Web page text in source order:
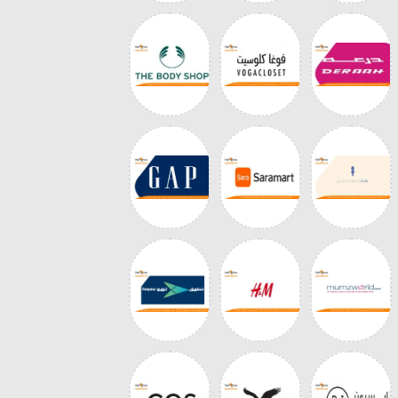
السعودية، حيث يحرص على تقدم
أو البخور، بالإضافة إلى معطرات
إلى إمكانية الحصول على
المميز، الذي يمنحك تخفيضات تصل إلى 15% على القيمة
من أجل كسب رضا وثقة كل عميل